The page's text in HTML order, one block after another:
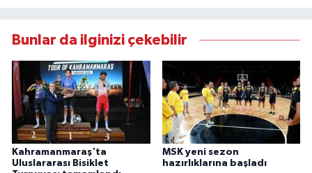
Bunlar da ilginizi çekebilir
Kahramanmaraş'ta
Uluslararası Bisiklet
MSK yeni sezon
hazırlıklarına başladı